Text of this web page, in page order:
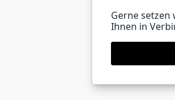
Gerne setzen
Ihnen in